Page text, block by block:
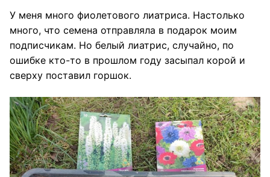
У меня много фиолетового лиатриса. Настолько
много, что семена отправляла в подарок моим
подписчикам. Но белый лиатрис, случайно, по
ошибке кто-то в прошлом году засыпал корой и
сверху поставил горшок.